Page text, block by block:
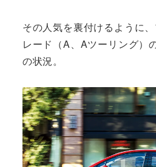
その人気を裏付けるように
レード（A、Aツーリング）
の状況。